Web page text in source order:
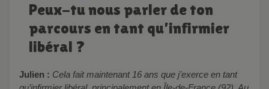
Peux-tu nous parler de ton
parcours en tant qu’infirmier
libéral ?
Julien : Cela fait maintenant 16 ans que j’exerce en tant